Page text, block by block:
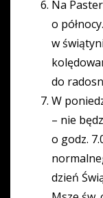
Na
o
w
do
W
– nie
o godz.
dzień